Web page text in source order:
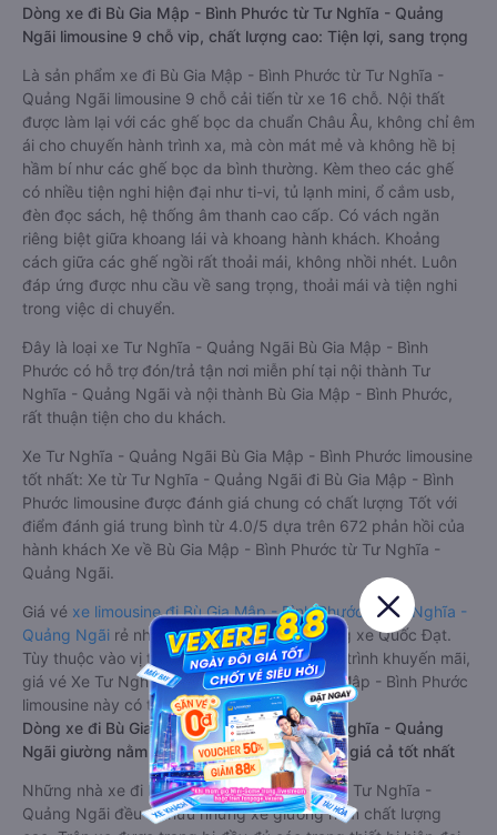
Dòng xe đi Bù Gia Mập - Bình Phước từ Tư Nghĩa - Quảng
Ngãi limousine 9 chỗ vip, chất lượng cao: Tiện lợi, sang trọng
Là sản phẩm xe đi Bù Gia Mập - Bình Phước từ Tư Nghĩa -
Quảng Ngãi limousine 9 chỗ cải tiến từ xe 16 chỗ. Nội thất
được làm lại với các ghế bọc da chuẩn Châu Âu, không chỉ êm
ái cho chuyến hành trình xa, mà còn mát mẻ và không hề bị
hầm bí như các ghế bọc da bình thường. Kèm theo các ghế
có nhiều tiện nghi hiện đại như ti-vi, tủ lạnh mini, ổ cắm usb,
đèn đọc sách, hệ thống âm thanh cao cấp. Có vách ngăn
riêng biệt giữa khoang lái và khoang hành khách. Khoảng
cách giữa các ghế ngồi rất thoải mái, không nhồi nhét. Luôn
đáp ứng được nhu cầu về sang trọng, thoải mái và tiện nghi
trong việc di chuyển.
Đây là loại xe Tư Nghĩa - Quảng Ngãi Bù Gia Mập - Bình
Phước có hỗ trợ đón/trả tận nơi miễn phí tại nội thành Tư
Nghĩa - Quảng Ngãi và nội thành Bù Gia Mập - Bình Phước,
rất thuận tiện cho du khách.
Xe Tư Nghĩa - Quảng Ngãi Bù Gia Mập - Bình Phước limousine
tốt nhất: Xe từ Tư Nghĩa - Quảng Ngãi đi Bù Gia Mập - Bình
Phước limousine được đánh giá chung có chất lượng Tốt với
điểm đánh giá trung bình từ 4.0/5 dựa trên 672 phản hồi của
hành khách Xe về Bù Gia Mập - Bình Phước từ Tư Nghĩa -
Quảng Ngãi.
Giá vé xe limousine đi Bù Gia Mập - Bình Phước từ Tư Nghĩa -
Quảng Ngãi rẻ nhất là 550000VND của hãng xe Quốc Đạt.
Tùy thuộc vào vị trí ngồi của bạn và chương trình khuyến mãi,
giá vé Xe Tư Nghĩa - Quảng Ngãi đi Bù Gia Mập - Bình Phước
limousine này có thể sẽ rẻ hơn
Dòng xe đi Bù Gia Mập - Bình Phước từ Tư Nghĩa - Quảng
Ngãi giường nằm chất lượng cao: Thoải mái, giá cả tốt nhất
Những nhà xe đi Bù Gia Mập - Bình Phước từ Tư Nghĩa -
Quảng Ngãi đều sở hữu những xe giường nằm chất lượng